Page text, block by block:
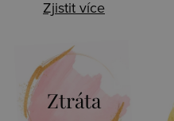
Zjistit více
Ztráta